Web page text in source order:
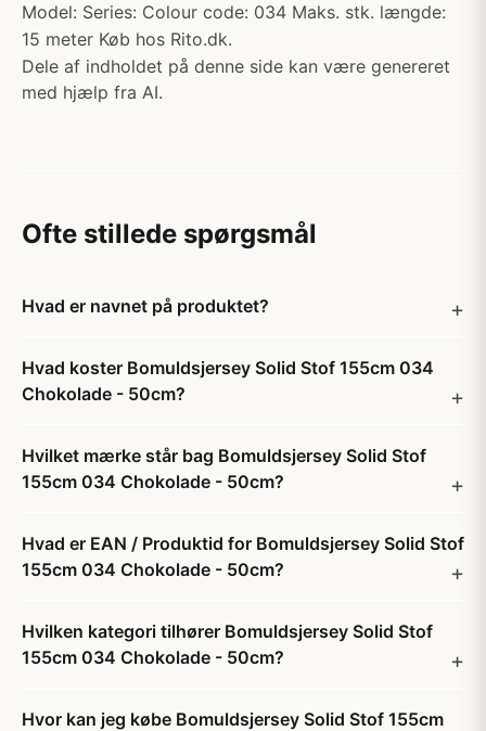
Model: Series: Colour code: 034 Maks. stk. længde:
15 meter Køb hos Rito.dk.
Dele af indholdet på denne side kan være genereret
med hjælp fra AI.
Ofte stillede spørgsmål
Hvad er navnet på produktet?
Hvad koster Bomuldsjersey Solid Stof 155cm 034
Chokolade - 50cm?
Hvilket mærke står bag Bomuldsjersey Solid Stof
155cm 034 Chokolade - 50cm?
Hvad er EAN / Produktid for Bomuldsjersey Solid Stof
155cm 034 Chokolade - 50cm?
Hvilken kategori tilhører Bomuldsjersey Solid Stof
155cm 034 Chokolade - 50cm?
Hvor kan jeg købe Bomuldsjersey Solid Stof 155cm